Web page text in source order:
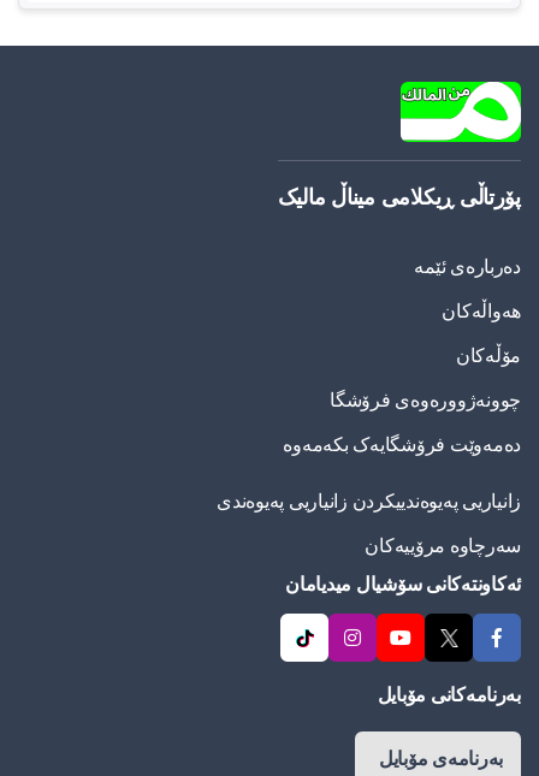
پۆرتاڵی ڕیکلامی میناڵ مالیک
دەربارەی ئێمە
هەواڵەکان
مۆڵەکان
چوونەژوورەوەی فرۆشگا
دەمەوێت فرۆشگایەک بکەمەوە
زانیاریی په‌یوه‌ندییكردن زانیاریی په‌یوه‌ندی
سەرچاوە مرۆییەکان
ئەکاونتەکانی سۆشیال میدیامان
بەرنامەکانی مۆبایل
بەرنامەی مۆبایل